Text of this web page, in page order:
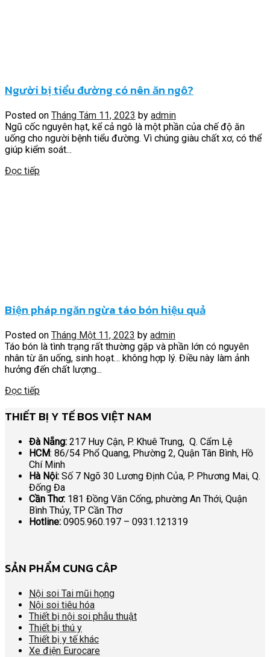
Người bị tiểu đường có nên ăn ngô?
Posted on Tháng Tám 11, 2023 by admin
Ngũ cốc nguyên hạt, kể cả ngô là một phần của chế độ ăn
uống cho người bệnh tiểu đường. Vì chúng giàu chất xơ, có thể
giúp kiểm soát...
Đọc tiếp
Biện pháp ngăn ngừa táo bón hiệu quả
Posted on Tháng Một 11, 2023 by admin
Táo bón là tình trạng rất thường gặp và phần lớn có nguyên
nhân từ ăn uống, sinh hoạt… không hợp lý. Điều này làm ảnh
hưởng đến chất lượng...
Đọc tiếp
THIẾT BỊ Y TẾ BOS VIỆT NAM
Đà Nẵng: 217 Huy Cận, P. Khuê Trung, Q. Cẩm Lệ
HCM: 86/54 Phổ Quang, Phường 2, Quận Tân Bình, Hồ
Chí Minh
Hà Nội: Số 7 Ngõ 30 Lương Định Của, P. Phương Mai, Q.
Đống Đa
Cần Thơ: 181 Đồng Văn Cống, phường An Thới, Quận
Bình Thủy, TP Cần Thơ
Hotline: 0905.960.197 – 0931.121319
SẢN PHẨM CUNG CÂP
Nội soi Tai mũi họng
Nội soi tiêu hóa
Thiết bị nội soi phẫu thuật
Thiết bị thú y
Thiết bị y tế khác
Xe điện Eurocare